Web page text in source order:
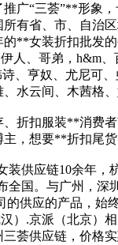
广“三荟”**形象
有省、市、自治
的**女装折扣批发
人、哥弟，h&m
、亨奴、尤尼可
水云间、木茜格
折扣服装**消费
，想要**折扣尾
装供应链10余年
全国。与广州，
的供应的产品，
）.京派（北京）
荟供应链，价格